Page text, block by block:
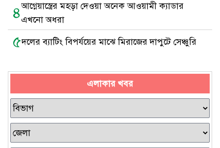
৪আগ্নেয়াস্ত্রের মহড়া দেওয়া অনেক আওয়ামী ক্যাডার
এখনো অধরা
৫দলের ব্যাটিং বিপর্যয়ের মাঝে মিরাজের দাপুটে সেঞ্চুরি
এলাকার খবর